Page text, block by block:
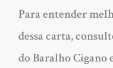
Para entender
dessa carta,
do Baralho Cigano